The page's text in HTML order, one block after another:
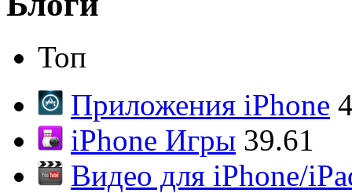
Топ
Приложения iPhone
iPhone Игры 39.61
Видео для iPhone/